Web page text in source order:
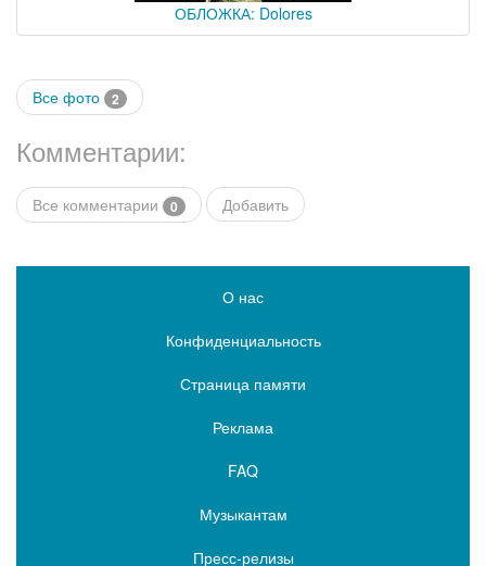
ОБЛОЖКА: Dolores
Все фото 2
Комментарии:
Все комментарии 0 Добавить
О нас
Конфиденциальность
Страница памяти
Реклама
FAQ
Музыкантам
Пресс-релизы